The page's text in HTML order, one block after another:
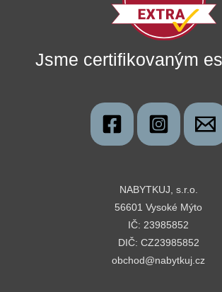
Jsme certifikovaným
NABYTKUJ, s.r.o.
56601 Vysoké Mýto
IČ: 23985852
DIČ: CZ23985852
obchod@nabytkuj.cz